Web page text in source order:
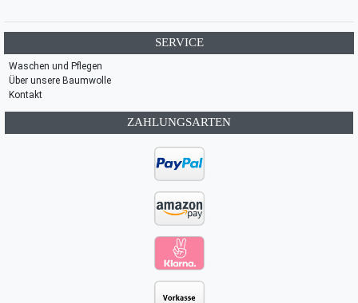
SERVICE
Waschen und Pflegen
Über unsere Baumwolle
Kontakt
ZAHLUNGSARTEN